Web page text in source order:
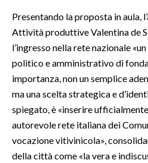
EVENTI
3 MINUTI CON
INSULARITÀ
INFO AZIENDE
Presentando la proposta in aula,
Attività produttive Valentina de
l’ingresso nella rete nazionale
politico e amministrativo di
importanza, non un semplice
ma una scelta strategica e
spiegato, è «inserire
autorevole rete italiana dei
vocazione vitivinicola»,
della città come «la vera e